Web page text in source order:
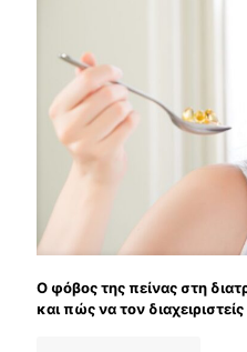
Ο φόβος της πείνας στη
και πώς να τον